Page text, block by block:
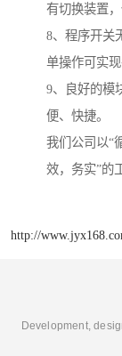
有切换装置
8、程序开关
单操作可实
9、良好的模
便、快捷。
我们公司以“
效，务实”的
http://
Development,